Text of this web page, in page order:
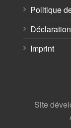
Politique
Imprint
Site